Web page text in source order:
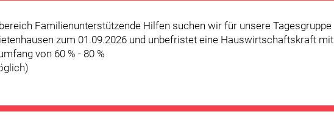
Familienunterstützende Hilfen suchen wir für unsere Tagesgruppe
zum 01.09.2026 und unbefristet eine Hauswirtschaftskraft mit
von 60 % - 80 %